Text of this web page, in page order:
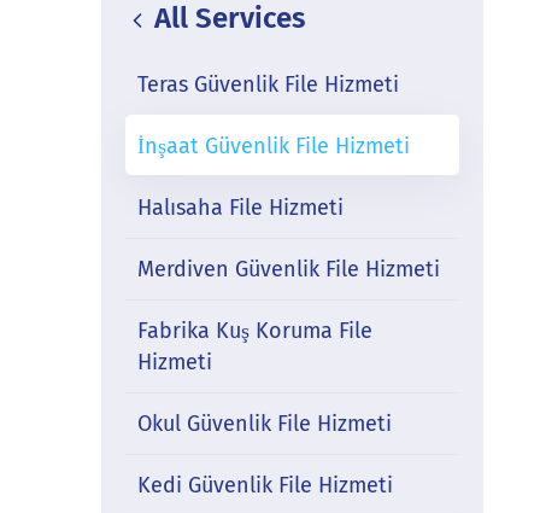
All Services
Teras Güvenlik File Hizmeti
İnşaat Güvenlik File Hizmeti
Halısaha File Hizmeti
Merdiven Güvenlik File Hizmeti
Fabrika Kuş Koruma File
Hizmeti
Okul Güvenlik File Hizmeti
Kedi Güvenlik File Hizmeti